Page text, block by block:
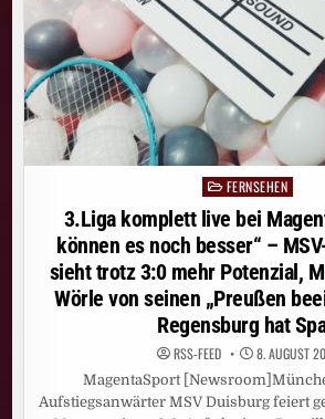
17.
IHRE
EI R
TL U
ND A
Posted
in
FERNSEHEN
3.Liga komplett live bei
können es noch besser“ –
sieht trotz 3:0 mehr Potenzial,
Wörle von seinen „Preußen
Regensburg hat
RSS-FEED 8. AUGUST
MagentaSport
Aufstiegsanwärter MSV Duisburg feiert